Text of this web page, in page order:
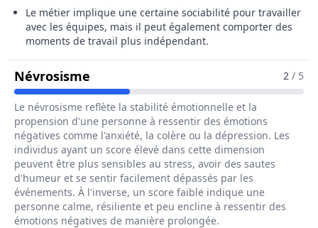
Le métier implique une certaine sociabilité pour travailler
avec les équipes, mais il peut également comporter des
moments de travail plus indépendant.
Névrosisme Pour Le Métier De Chef / Cheffe
2 / 5
Le névrosisme reflète la stabilité émotionnelle et la
propension d'une personne à ressentir des émotions
négatives comme l'anxiété, la colère ou la dépression. Les
individus ayant un score élevé dans cette dimension
peuvent être plus sensibles au stress, avoir des sautes
d'humeur et se sentir facilement dépassés par les
événements. À l'inverse, un score faible indique une
personne calme, résiliente et peu encline à ressentir des
émotions négatives de manière prolongée.